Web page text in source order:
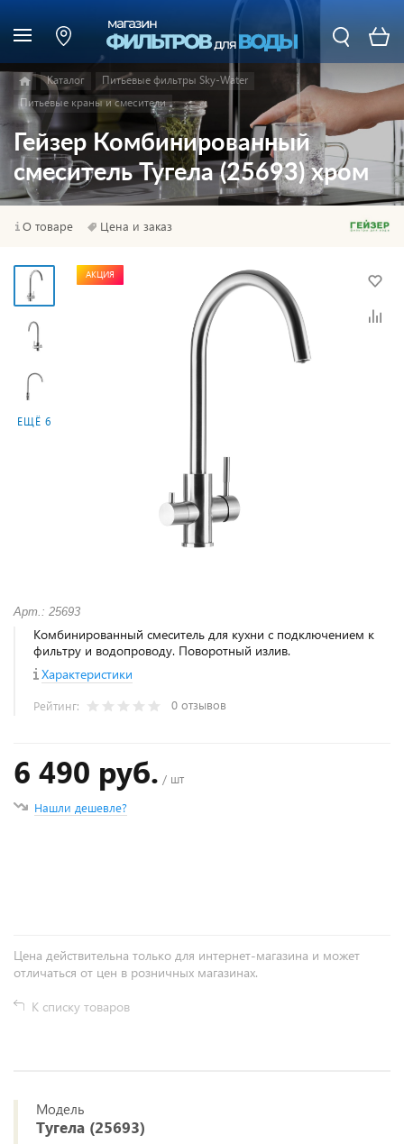
Каталог
Питьевые фильтры Sky-Water
Питьевые краны и смесители
Гейзер Комбинированный
смеситель Тугела (25693) хром
О товаре Цена и заказ
ЕЩЁ 6
АКЦИЯ
Арт.: 25693
Комбинированный смеситель для кухни с подключением к
фильтру и водопроводу. Поворотный излив.
Характеристики
Рейтинг: 0 отзывов
6 490 руб. / шт
Нашли дешевле?
Цена действительна только для интернет-магазина и может
отличаться от цен в розничных магазинах.
К списку товаров
Модель
Тугела (25693)